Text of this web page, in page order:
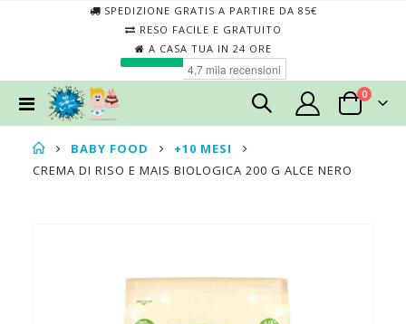
SPEDIZIONE GRATIS A PARTIRE DA 85€
RESO FACILE E GRATUITO
A CASA TUA IN 24 ORE
Toggle
Nav
Cart
0elementi
BABY FOOD
+10 MESI
CREMA DI RISO E MAIS BIOLOGICA 200 G ALCE NERO